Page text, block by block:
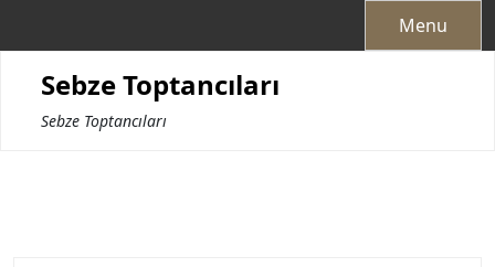
Menu
Sebze Toptancıları
Sebze Toptancıları